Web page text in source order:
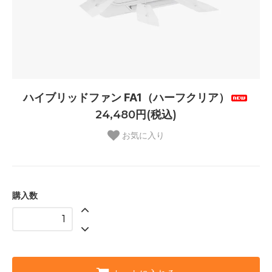
ハイブリッドファン FA1（ハーフクリア）
24,480円(税込)
お気に入り
購入数